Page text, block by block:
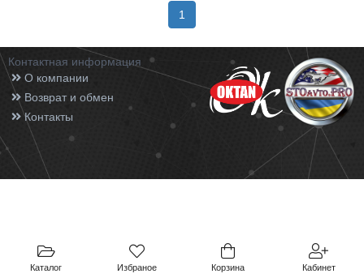
Каталог Избраное Корзина Кабинет
1
Контактная информация
О компании
Возврат и обмен
Контакты